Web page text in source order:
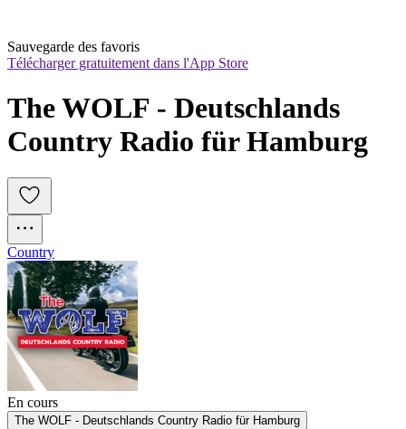
Sauvegarde des favoris
Télécharger gratuitement dans l'App Store
The WOLF - Deutschlands
Country Radio für Hamburg
Country
En cours
The WOLF - Deutschlands Country Radio für Hamburg